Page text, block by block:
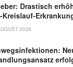
Drastisch
Kreislauf-
2026